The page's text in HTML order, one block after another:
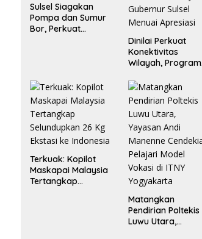
Sulsel Siagakan
Pompa dan Sumur
Bor, Perkuat
Dinilai Perkuat
Konektivitas
Wilayah, Program
Gubernur Sulsel
Menuai Apresiasi
Terkuak: Kopilot
Maskapai Malaysia
Tertangkap
Matangkan
Pendirian Poltekis
Luwu Utara,